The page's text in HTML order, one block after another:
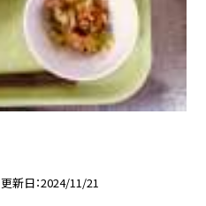
更新日 2024/11/21